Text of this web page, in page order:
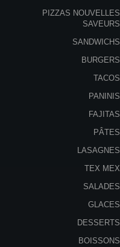
PIZZAS NOUVELLES
SAVEURS
SANDWICHS
BURGERS
TACOS
PANINIS
FAJITAS
PÂTES
LASAGNES
TEX MEX
SALADES
GLACES
DESSERTS
BOISSONS